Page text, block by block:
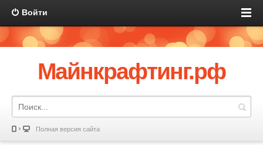
Войти
Майнкрафтинг.рф
Полная версия сайта